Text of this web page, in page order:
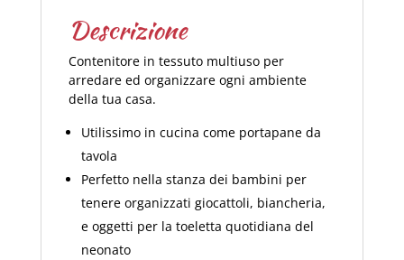
Descrizione
Contenitore in tessuto multiuso per
arredare ed organizzare ogni ambiente
della tua casa.
Utilissimo in cucina come portapane da
tavola
Perfetto nella stanza dei bambini per
tenere organizzati giocattoli, biancheria,
e oggetti per la toeletta quotidiana del
neonato